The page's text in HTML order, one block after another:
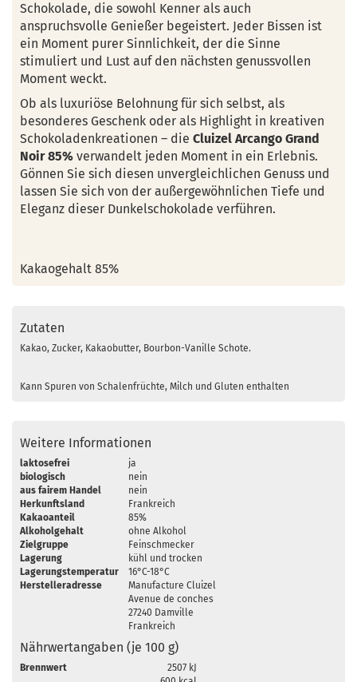
Schokolade, die sowohl Kenner als auch
anspruchsvolle Genießer begeistert. Jeder Bissen ist
ein Moment purer Sinnlichkeit, der die Sinne
stimuliert und Lust auf den nächsten genussvollen
Moment weckt.
Ob als luxuriöse Belohnung für sich selbst, als
besonderes Geschenk oder als Highlight in kreativen
Schokoladenkreationen – die Cluizel Arcango Grand
Noir 85% verwandelt jeden Moment in ein Erlebnis.
Gönnen Sie sich diesen unvergleichlichen Genuss und
lassen Sie sich von der außergewöhnlichen Tiefe und
Eleganz dieser Dunkelschokolade verführen.
Kakaogehalt 85%
Zutaten
Kakao, Zucker, Kakaobutter, Bourbon-Vanille Schote.
Kann Spuren von Schalenfrüchte, Milch und Gluten enthalten
Weitere Informationen
laktosefrei
ja
biologisch
nein
aus fairem Handel
nein
Herkunftsland
Frankreich
Kakaoanteil
85%
Alkoholgehalt
ohne Alkohol
Zielgruppe
Feinschmecker
Lagerung
kühl und trocken
Lagerungstemperatur 16°C-18°C
Herstelleradresse
Manufacture Cluizel
Avenue de conches
27240 Damville
Frankreich
Nährwertangaben (je 100 g)
Brennwert
2507 kJ